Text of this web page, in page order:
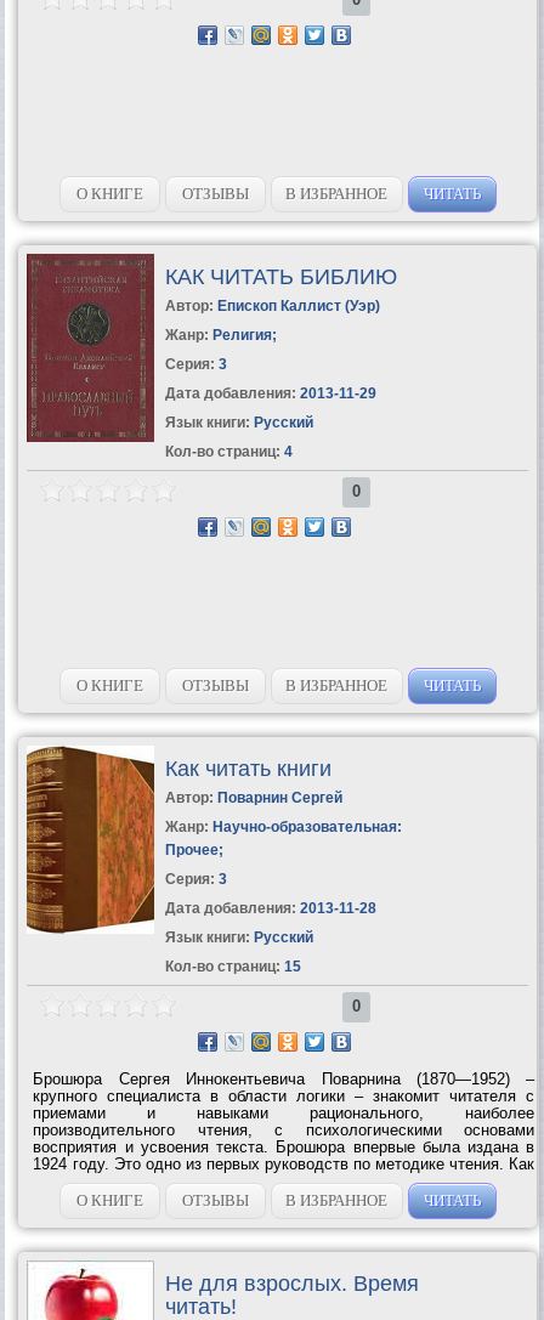
О КНИГЕ ОТЗЫВЫ В ИЗБРАННОЕ ЧИТАТЬ
КАК ЧИТАТЬ БИБЛИЮ
Автор: Епископ Каллист (Уэр)
Жанр: Религия;
Серия: 3
Дата добавления: 2013-11-29
Язык книги: Русский
Кол-во страниц: 4
0
О КНИГЕ ОТЗЫВЫ В ИЗБРАННОЕ ЧИТАТЬ
Как читать книги
Автор: Поварнин Сергей
Жанр: Научно-образовательная:
Прочее;
Серия: 3
Дата добавления: 2013-11-28
Язык книги: Русский
Кол-во страниц: 15
0
Брошюра Сергея Иннокентьевича Поварнина (1870—1952) –
крупного специалиста в области логики – знакомит читателя с
приемами и навыками рационального, наиболее
производительного чтения, с психологическими основами
восприятия и усвоения текста. Брошюра впервые была издана в
1924 году. Это одно из первых руководств по методике чтения. Как
писал C. И. Пoварнин в предисловии к изданию 1924 года, – это
«краткое введение в искусство чтения»....
О КНИГЕ ОТЗЫВЫ В ИЗБРАННОЕ ЧИТАТЬ
Не для взрослых. Время
читать!